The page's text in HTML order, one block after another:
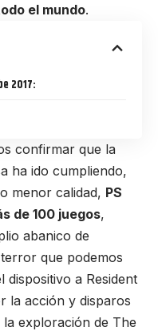
el mundo.
2017:
confirmar que la
ha ido cumpliendo,
menor calidad, PS
de 100 juegos,
abanico de
que podemos
dispositivo a Resident
la acción y disparos
exploración de The